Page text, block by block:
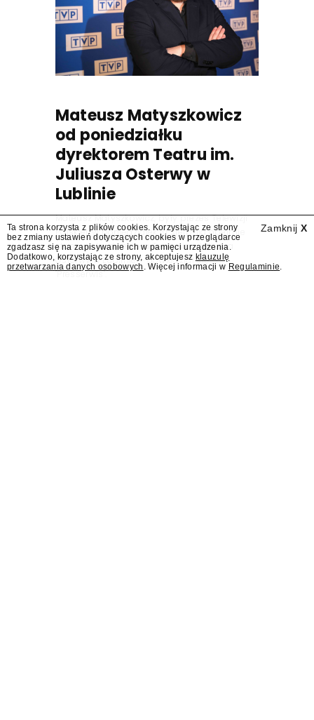
Mateusz Matyszkowicz
od poniedziałku
dyrektorem Teatru im.
Juliusza Osterwy w
Lublinie
Mateusz Matyszkowicz, były prezes Telewizji
Polskiej, w poniedziałek 10 sierpnia obejmie
stanowisko dyrektora Teatru im. Juliusza
Osterwy w Lublinie – dowiedział się
"Presserwis".
Zamknij X
Ta strona korzysta z plików cookies. Korzystając ze strony
bez zmiany ustawień dotyczących cookies w przeglądarce
zgadzasz się na zapisywanie ich w pamięci urządzenia.
Dodatkowo, korzystając ze strony, akceptujesz klauzulę
przetwarzania danych osobowych . Więcej informacji w Regulaminie.